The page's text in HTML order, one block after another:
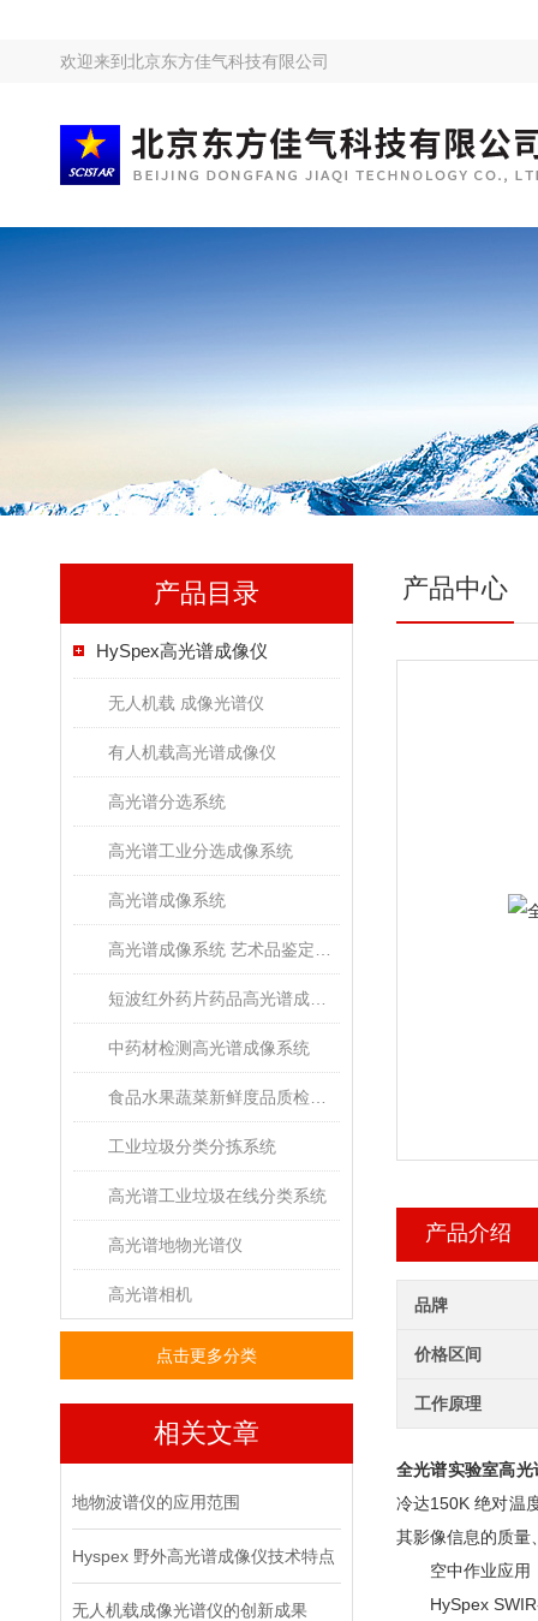
欢迎来到 北京东方佳气科技有限公司
产品目录
HySpex高光谱成像仪
无人机载 成像光谱仪
有人机载高光谱成像仪
高光谱分选系统
高光谱工业分选成像系统
高光谱成像系统
中药材检测高光谱成像系统
工业垃圾分类分拣系统
高光谱工业垃圾在线分类系统
高光谱地物光谱仪
高光谱相机
点击更多分类
相关文章
地物波谱仪的应用范围
Hyspex 野外高光谱成像仪技术特点
无人机载成像光谱仪的创新成果
产品中心
产品介绍
品牌
价格区间
工作原理
全光谱实验室高
冷达150K 绝对温
其影像信息的质量
空中作业应用
HySpex SWIR-